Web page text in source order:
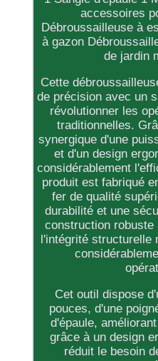
accessoires
Débroussailleuse à
à gazon
de jardin
Cette
de précision avec un
révolutionner les
traditionnelles.
synergique d'une
et d'un design
considérablement
produit est fabriqué
fer de qualité
durabilité et une
construction robuste
l'intégrité structurelle
Cet outil dispose
pouces, d'une
d'épaule,
grâce à un design
réduit le besoin